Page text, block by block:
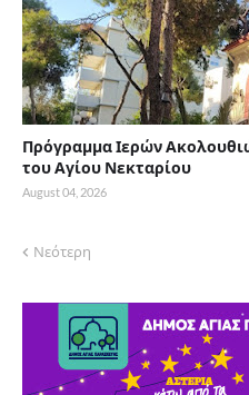
Πρόγραμμα Ιερών
του Αγίου Νεκταρίου
August 04, 2026
Νεότερη